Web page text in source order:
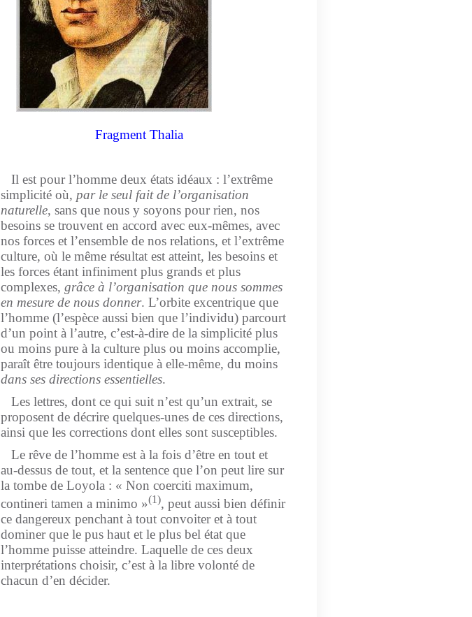
Fragment Thalia
Il est pour l’homme deux états idéaux : l’extrême
simplicité où, par le seul fait de l’organisation
naturelle, sans que nous y soyons pour rien, nos
besoins se trouvent en accord avec eux-mêmes, avec
nos forces et l’ensemble de nos relations, et l’extrême
culture, où le même résultat est atteint, les besoins et
les forces étant infiniment plus grands et plus
complexes, grâce à l’organisation que nous sommes
en mesure de nous donner. L’orbite excentrique que
l’homme (l’espèce aussi bien que l’individu) parcourt
d’un point à l’autre, c’est-à-dire de la simplicité plus
ou moins pure à la culture plus ou moins accomplie,
paraît être toujours identique à elle-même, du moins
dans ses directions essentielles.
Les lettres, dont ce qui suit n’est qu’un extrait, se
proposent de décrire quelques-unes de ces directions,
ainsi que les corrections dont elles sont susceptibles.
Le rêve de l’homme est à la fois d’être en tout et
au-dessus de tout, et la sentence que l’on peut lire sur
la tombe de Loyola : « Non coerciti maximum,
contineri tamen a minimo »(1), peut aussi bien définir
ce dangereux penchant à tout convoiter et à tout
dominer que le pus haut et le plus bel état que
l’homme puisse atteindre. Laquelle de ces deux
interprétations choisir, c’est à la libre volonté de
chacun d’en décider.